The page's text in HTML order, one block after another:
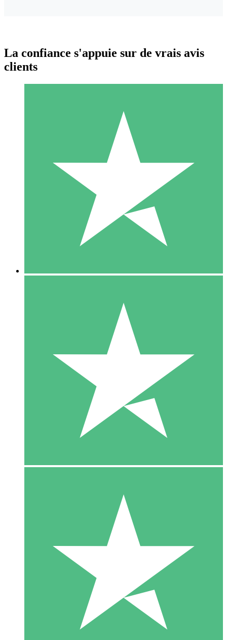
Packs de Crédits Individuels
Payez à l'utilisation avec des crédits de téléchargement. Sans
1 Téléchargement
10 00
10 Téléchargements
20 00
La confiance s'appuie sur de vrais avis
clients